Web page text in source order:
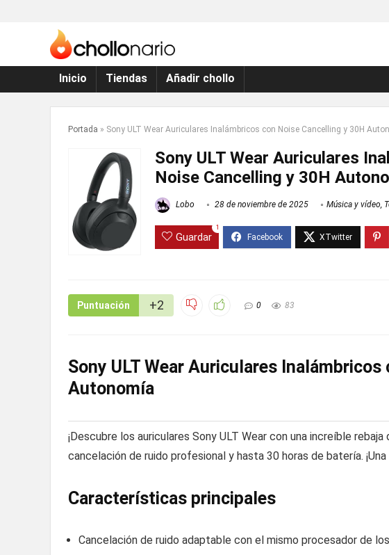
Inicio Tiendas Añadir chollo
Portada » Sony ULT Wear Auriculares Inalámbricos con Noise Cancelling y 30H
Sony ULT Wear Auriculares
Noise Cancelling y 30H
Lobo 28 de noviembre de 2025 Música y vídeo,
Guardar
1
Puntuación +2 0 83
Sony ULT Wear Auriculares
Autonomía
¡Descubre los auriculares Sony ULT Wear con una increíble
cancelación de ruido profesional y hasta 30 horas de batería.
Características principales
Cancelación de ruido adaptable con el mismo procesador de